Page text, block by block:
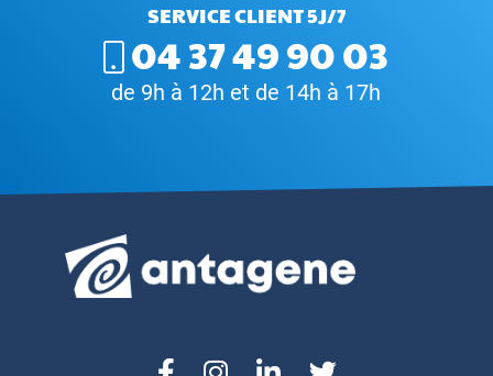
SERVICE CLIENT 5J/7
04 37 49 90 03
de 9h à 12h et de 14h à 17h